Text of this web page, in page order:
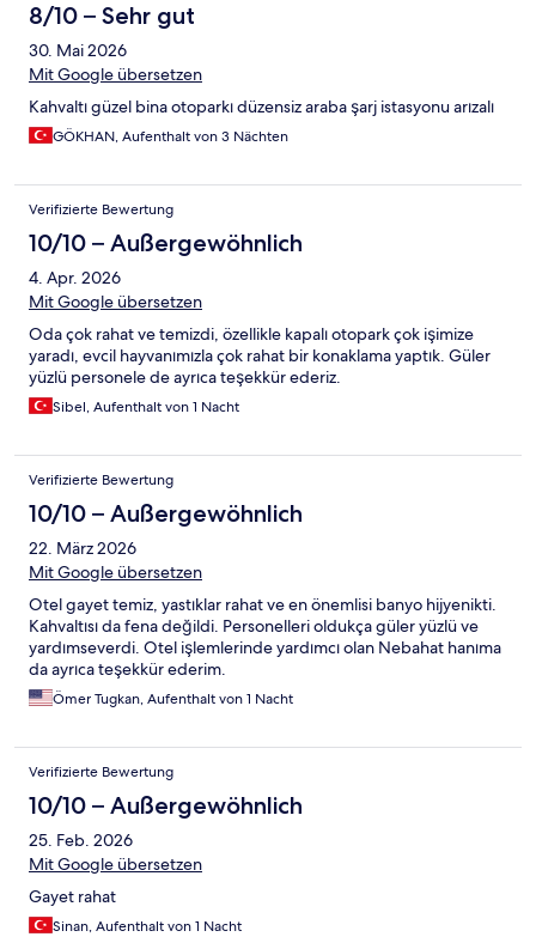
8/10 – Sehr gut
30. Mai 2026
Mit Google übersetzen
Kahvaltı güzel bina otoparkı düzensiz araba şarj istasyonu arızalı
GÖKHAN, Aufenthalt von 3 Nächten
Verifizierte Bewertung
10/10 – Außergewöhnlich
4. Apr. 2026
Mit Google übersetzen
Oda çok rahat ve temizdi, özellikle kapalı otopark çok işimize
yaradı, evcil hayvanımızla çok rahat bir konaklama yaptık. Güler
yüzlü personele de ayrıca teşekkür ederiz.
Sibel, Aufenthalt von 1 Nacht
Verifizierte Bewertung
10/10 – Außergewöhnlich
22. März 2026
Mit Google übersetzen
Otel gayet temiz, yastıklar rahat ve en önemlisi banyo hijyenikti.
Kahvaltısı da fena değildi. Personelleri oldukça güler yüzlü ve
yardımseverdi. Otel işlemlerinde yardımcı olan Nebahat hanıma
da ayrıca teşekkür ederim.
Ömer Tugkan, Aufenthalt von 1 Nacht
Verifizierte Bewertung
10/10 – Außergewöhnlich
25. Feb. 2026
Mit Google übersetzen
Gayet rahat
Sinan, Aufenthalt von 1 Nacht